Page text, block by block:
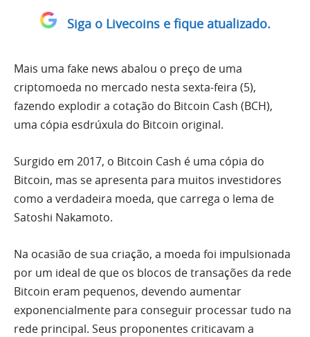
Siga o Livecoins e fique atualizado.
Mais uma fake news abalou o preço de uma
criptomoeda no mercado nesta sexta-feira (5),
fazendo explodir a cotação do Bitcoin Cash (BCH),
uma cópia esdrúxula do Bitcoin original.
Surgido em 2017, o Bitcoin Cash é uma cópia do
Bitcoin, mas se apresenta para muitos investidores
como a verdadeira moeda, que carrega o lema de
Satoshi Nakamoto.
Na ocasião de sua criação, a moeda foi impulsionada
por um ideal de que os blocos de transações da rede
Bitcoin eram pequenos, devendo aumentar
exponencialmente para conseguir processar tudo na
rede principal. Seus proponentes criticavam a